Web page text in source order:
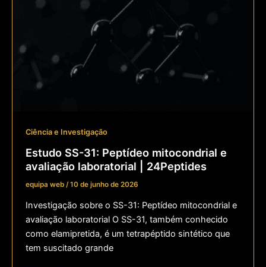
Ciência e Investigação
Estudo SS-31: Peptídeo mitocondrial e
avaliação laboratorial | 24Peptides
equipa web /10 de junho de 2026
Investigação sobre o SS-31: Peptídeo mitocondrial e
avaliação laboratorial O SS-31, também conhecido
como elamipretida, é um tetrapéptido sintético que
tem suscitado grande